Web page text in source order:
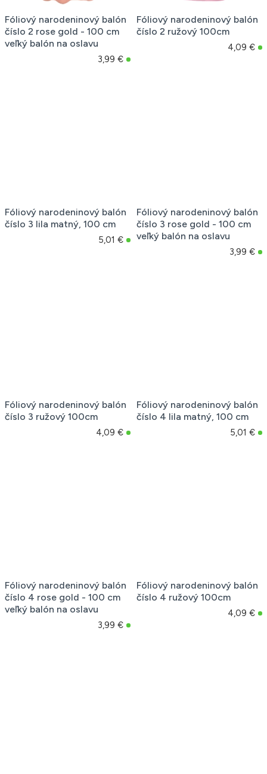
Fóliový narodeninový balón
číslo 2 rose gold - 100 cm
veľký balón na oslavu
3,99 €
Fóliový narodeninový balón
číslo 2 ružový 100cm
4,09 €
Fóliový narodeninový balón
číslo 3 lila matný, 100 cm
5,01 €
Fóliový narodeninový balón
číslo 3 rose gold - 100 cm
veľký balón na oslavu
3,99 €
Fóliový narodeninový balón
číslo 3 ružový 100cm
4,09 €
Fóliový narodeninový balón
číslo 4 lila matný, 100 cm
5,01 €
Fóliový narodeninový balón
číslo 4 rose gold - 100 cm
veľký balón na oslavu
3,99 €
Fóliový narodeninový balón
číslo 4 ružový 100cm
4,09 €